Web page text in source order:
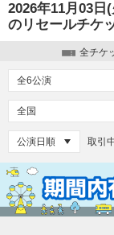
2026年11月03日
のリセールチケ
全チケ
取引